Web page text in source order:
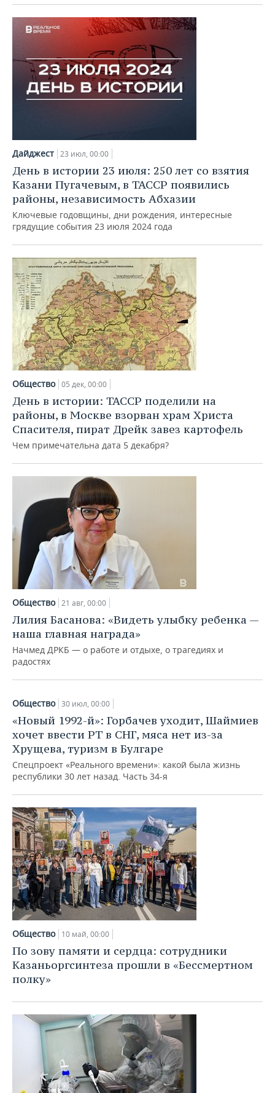
Дайджест 23 июл, 00:00
День в истории 23 июля: 250 лет со взятия
Казани Пугачевым, в ТАССР появились
районы, независимость Абхазии
Ключевые годовщины, дни рождения, интересные
грядущие события 23 июля 2024 года
Общество 05 дек, 00:00
День в истории: ТАССР поделили на
районы, в Москве взорван храм Христа
Спасителя, пират Дрейк завез картофель
Чем примечательна дата 5 декабря?
Общество 21 авг, 00:00
Лилия Басанова: «Видеть улыбку ребенка —
наша главная награда»
Начмед ДРКБ — о работе и отдыхе, о трагедиях и
радостях
Общество 30 июл, 00:00
«Новый 1992-й»: Горбачев уходит, Шаймиев
хочет ввести РТ в СНГ, мяса нет из-за
Хрущева, туризм в Булгаре
Спецпроект «Реального времени»: какой была жизнь
республики 30 лет назад. Часть 34-я
Общество 10 май, 00:00
По зову памяти и сердца: сотрудники
Казаньоргсинтеза прошли в «Бессмертном
полку»